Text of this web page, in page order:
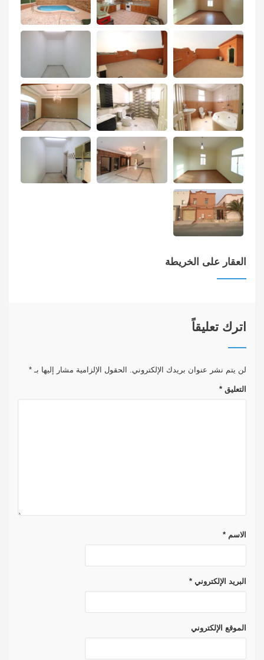
العقار على الخريطة
اترك تعليقاً
لن يتم نشر عنوان بريدك الإلكتروني. الحقول الإلزامية مشار إليها بـ *
التعليق *
الاسم *
البريد الإلكتروني *
الموقع الإلكتروني